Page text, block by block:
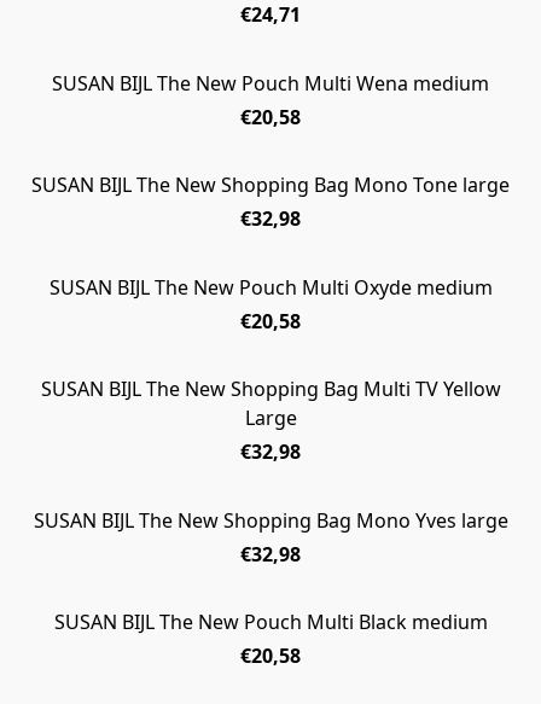
€24,71
SUSAN BIJL The New Pouch Multi Wena medium
€20,58
SUSAN BIJL The New Shopping Bag Mono Tone large
€32,98
SUSAN BIJL The New Pouch Multi Oxyde medium
€20,58
SUSAN BIJL The New Shopping Bag Multi TV Yellow
Large
€32,98
SUSAN BIJL The New Shopping Bag Mono Yves large
€32,98
SUSAN BIJL The New Pouch Multi Black medium
€20,58